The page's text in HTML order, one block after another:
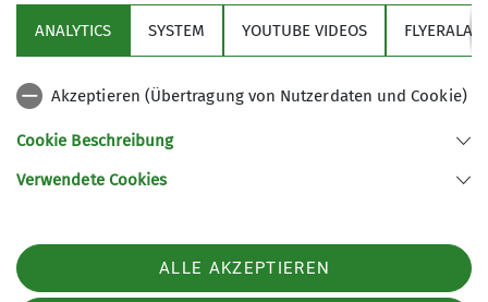
See war herrlich und total einsam und vier
hat sich jeden Tag eine liegende Mittagspause
Am Donnerstag haben wir bei Dauerregen fast
Und wir haben die Hüttenbibliothek geplündert.
Das Essen war ein Genuss, jeden Abend gab es ein
ANALYTICS SYSTEM YOUTUBE VIDEOS
Akzeptieren (Übertragung von Nutzerdaten und Cookie)
Cookie Beschreibung
Verwendete Cookies
ALLE AKZEPTIEREN